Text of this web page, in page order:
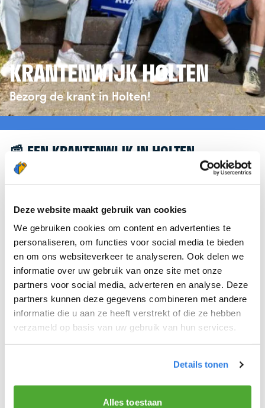
Deze website maakt gebruik van cookies
We gebruiken cookies om content en advertenties te
personaliseren, om functies voor social media te bieden
en om ons websiteverkeer te analyseren. Ook delen we
informatie over uw gebruik van onze site met onze
partners voor social media, adverteren en analyse. Deze
partners kunnen deze gegevens combineren met andere
informatie die u aan ze heeft verstrekt of die ze hebben
verzameld op basis van uw gebruik van hun services.
Details tonen
Alles toestaan
KRANTENWIJK HOLTEN
Bezorg de krant in Holten!
📰 EEN KRANTENWIJK IN HOLTEN
Leuk dat je geïnteresseerd bent in een
verwijzen we je graag door naar de website van
krantenbezorgen.nl . Daar kun je je eenvoudig
aanmelden om de krant te bezorgen in Holten.
We hopen dat je snel aan de slag kunt en wensen
je veel succes! 🚴‍♂️💨
Meld je aan als krantenbezorger!